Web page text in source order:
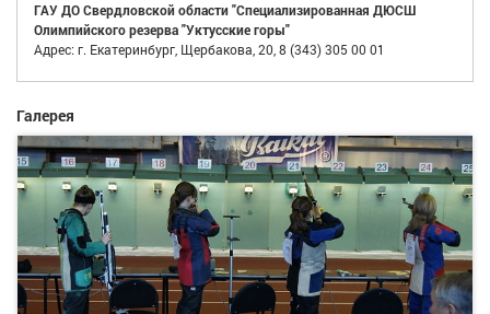
ГАУ ДО Свердловской области "Специализированная ДЮСШ
Олимпийского резерва "Уктусские горы"
Адрес: г. Екатеринбург, Щербакова, 20, 8 (343) 305 00 01
Галерея